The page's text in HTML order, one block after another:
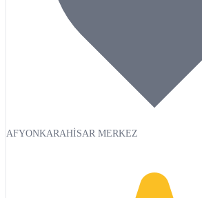
AFYONKARAHİSAR MERKEZ